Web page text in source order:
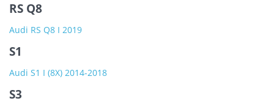
RS Q8
Audi RS Q8 I 2019
S1
Audi S1 I (8X) 2014-2018
S3